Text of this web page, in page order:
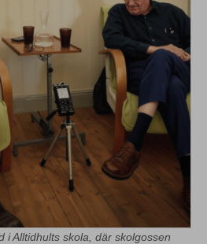
i Alltidhults skola, där skolgossen